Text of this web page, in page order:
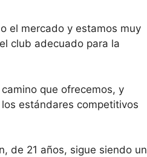
el mercado y estamos muy
club adecuado para la
que ofrecemos, y
estándares competitivos
de 21 años, sigue siendo un